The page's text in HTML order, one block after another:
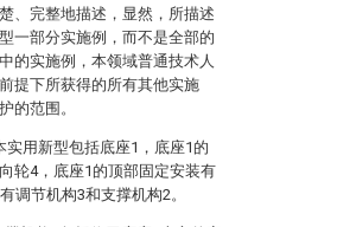
、完整地描述，显然，所描述
一部分实施例，而不是全部的
的实施例，本领域普通技术人
提下所获得的所有其他实施
的范围。
用新型包括底座1，底座1的
轮4，底座1的顶部固定安装有
调节机构3和支撑机构2。